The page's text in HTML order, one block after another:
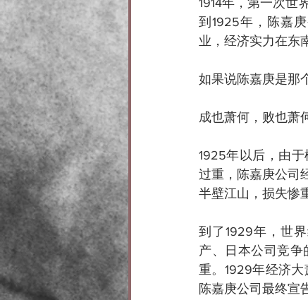
1914年，第一次世
到1925年，陈嘉
业，经济实力在东
如果说陈嘉庚是那
成也萧何，败也萧
1925年以后，由
过重，陈嘉庚公司
半壁江山，损失惨
到了1929年，世
产、日本公司竞
重。1929年经济
陈嘉庚公司最终宣